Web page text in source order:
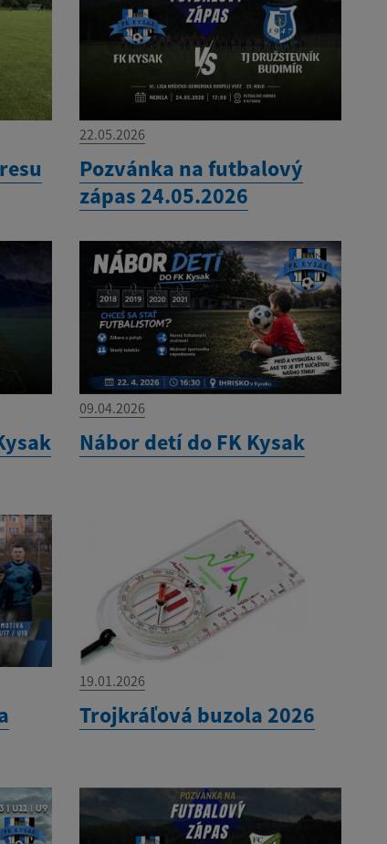
22.05.2026
Pozvánka na futbalový
zápas 24.05.2026
09.04.2026
Nábor detí do FK Kysak
19.01.2026
Trojkráľová buzola 2026